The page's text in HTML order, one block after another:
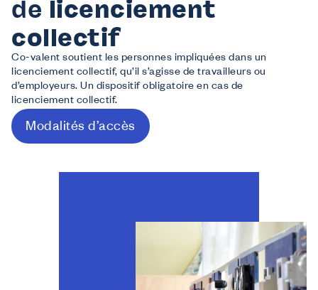
de licenciement
collectif
Co-valent soutient les personnes impliquées dans un
licenciement collectif, qu’il s’agisse de travailleurs ou
d’employeurs. Un dispositif obligatoire en cas de
licenciement collectif.
Modalités d’accès